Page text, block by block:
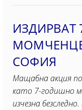
СОФИЯ
Мащабна акция по
като 7-годишно
изчезна